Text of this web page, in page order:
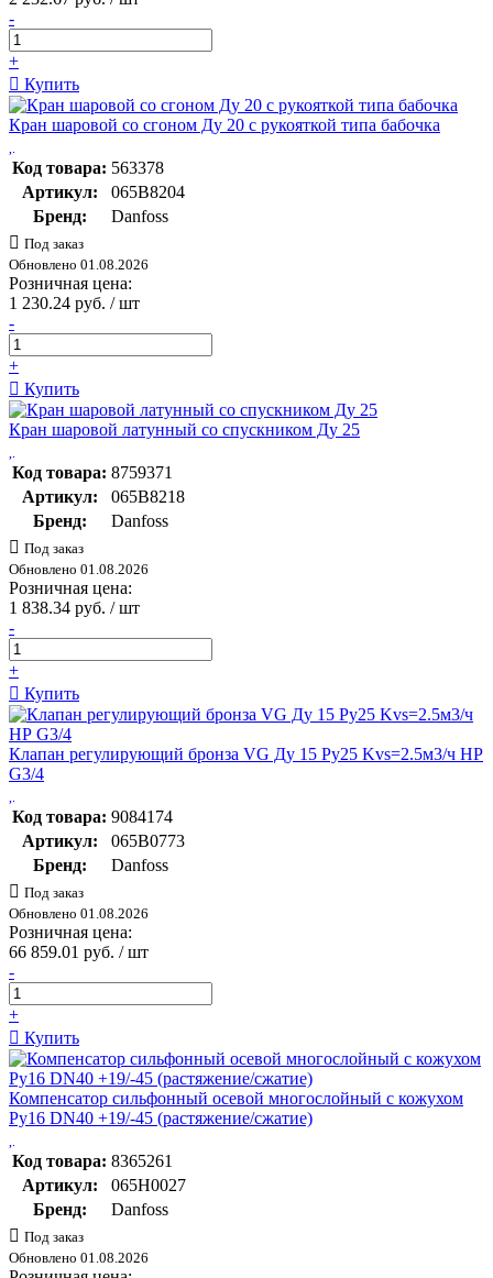
-
+
Купить
Кран шаровой со сгоном Ду 20 с рукояткой типа бабочка
Код товара: 563378
Артикул:
065B8204
Бренд:
Danfoss
Под заказ
Обновлено 01.08.2026
Розничная цена:
1 230.24 руб. / шт
-
+
Купить
Кран шаровой латунный со спускником Ду 25
Код товара: 8759371
Артикул:
065B8218
Бренд:
Danfoss
Под заказ
Обновлено 01.08.2026
Розничная цена:
1 838.34 руб. / шт
-
+
Купить
Клапан регулирующий бронза VG Ду 15 Ру25 Kvs=2.5м3/ч НР
G3/4
Код товара: 9084174
Артикул:
065B0773
Бренд:
Danfoss
Под заказ
Обновлено 01.08.2026
Розничная цена:
66 859.01 руб. / шт
-
+
Купить
Компенсатор сильфонный осевой многослойный с кожухом
Pу16 DN40 +19/-45 (растяжение/сжатие)
Код товара: 8365261
Артикул:
065H0027
Бренд:
Danfoss
Под заказ
Обновлено 01.08.2026